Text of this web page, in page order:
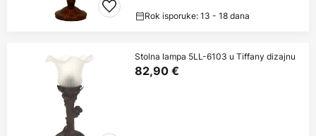
Rok isporuke: 13 - 18 dana
Stolna lampa 5LL-6103 u Tiffany dizajnu
82,90 €